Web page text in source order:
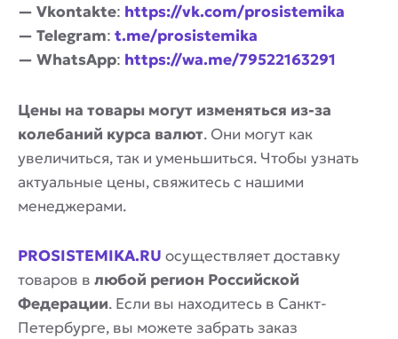
— Vkontakte: https://vk.com/prosistemika
— Telegram: t.me/prosistemika
— WhatsApp: https://wa.me/79522163291
Цены на товары могут изменяться из-за
колебаний курса валют. Они могут как
увеличиться, так и уменьшиться. Чтобы узнать
актуальные цены, свяжитесь с нашими
менеджерами.
PROSISTEMIKA.RU осуществляет доставку
товаров в любой регион Российской
Федерации. Если вы находитесь в Санкт-
Петербурге, вы можете забрать заказ